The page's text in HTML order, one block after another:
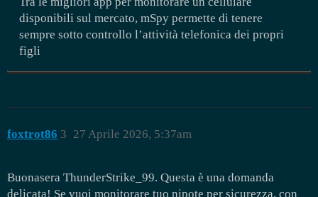
disponibili sul mercato, mSpy permette di tenere
sempre sotto controllo l’attività telefonica dei propri
figli
foxtrot86 27 Aprile 2026, 5:37am
3
Buonasera ThunderStrike_99. Questa è una domanda
delicata! Se vuoi monitorare tuo nipote per sicurezza, con